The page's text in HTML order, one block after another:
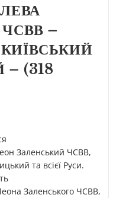
–
(318
Заленський ЧСВВ,
та всієї Руси.
Заленського ЧСВВ,